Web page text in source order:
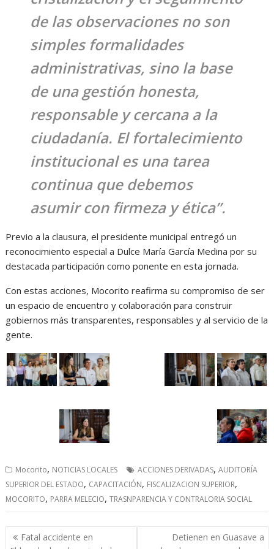
de las observaciones no son
simples formalidades
administrativas, sino la base
de una gestión honesta,
responsable y cercana a la
ciudadanía. El fortalecimiento
institucional es una tarea
continua que debemos
asumir con firmeza y ética”.
Previo a la clausura, el presidente municipal entregó un
reconocimiento especial a Dulce María García Medina por su
destacada participación como ponente en esta jornada.
Con estas acciones, Mocorito reafirma su compromiso de ser
un espacio de encuentro y colaboración para construir
gobiernos más transparentes, responsables y al servicio de la
gente.
Mocorito, NOTICIAS LOCALES ACCIONES DERIVADAS,AUDITORÍA
SUPERIOR DEL ESTADO, CAPACITACIÓN, FISCALIZACION SUPERIOR,
MOCORITO, PARRA MELECIO,TRASNPARENCIA Y CONTRALORIA SOCIAL
Navegación
Fatal accidente en
Detienen en Guasave a